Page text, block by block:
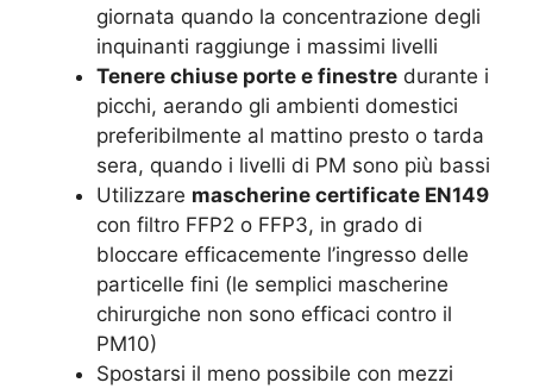
giornata quando la concentrazione degli
inquinanti raggiunge i massimi livelli
Tenere chiuse porte e finestre durante i
picchi, aerando gli ambienti domestici
preferibilmente al mattino presto o tarda
sera, quando i livelli di PM sono più bassi
Utilizzare mascherine certificate EN149
con filtro FFP2 o FFP3, in grado di
bloccare efficacemente l’ingresso delle
particelle fini (le semplici mascherine
chirurgiche non sono efficaci contro il
PM10)
Spostarsi il meno possibile con mezzi